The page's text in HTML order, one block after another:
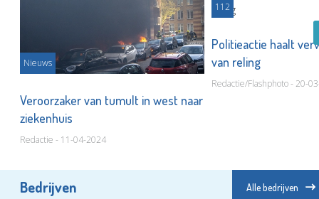
Nieuws
Veroorzaker van tumult in west naar
ziekenhuis
Redactie - 11-04-2024
112
Politieactie haalt
van reling
Redactie/Flashphoto - 20-
Bedrijven Alle bedrijven